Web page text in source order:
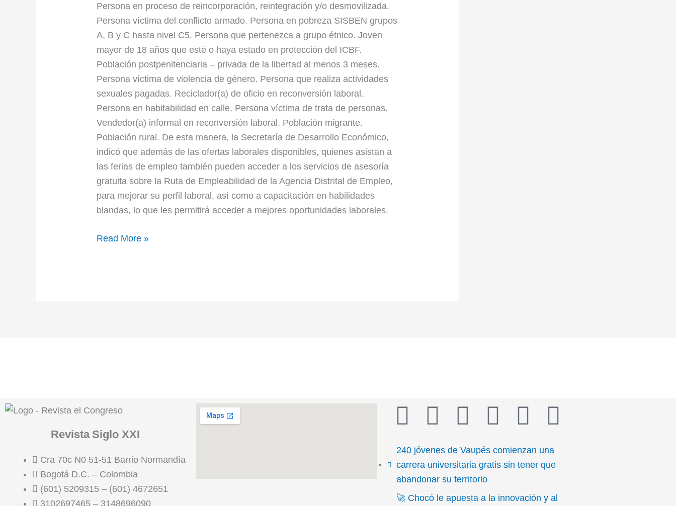
Persona en proceso de reincorporación, reintegración y/o desmovilizada.
Persona víctima del conflicto armado. Persona en pobreza SISBEN grupos
A, B y C hasta nivel C5. Persona que pertenezca a grupo étnico. Joven
mayor de 18 años que esté o haya estado en protección del ICBF.
Población postpenitenciaria – privada de la libertad al menos 3 meses.
Persona víctima de violencia de género. Persona que realiza actividades
sexuales pagadas. Reciclador(a) de oficio en reconversión laboral.
Persona en habitabilidad en calle. Persona víctima de trata de personas.
Vendedor(a) informal en reconversión laboral. Población migrante.
Población rural. De esta manera, la Secretaría de Desarrollo Económico,
indicó que además de las ofertas laborales disponibles, quienes asistan a
las ferias de empleo también pueden acceder a los servicios de asesoría
gratuita sobre la Ruta de Empleabilidad de la Agencia Distrital de Empleo,
para mejorar su perfil laboral, así como a capacitación en habilidades
blandas, lo que les permitirá acceder a mejores oportunidades laborales.
Read More »
Revista Siglo XXI
Cra 70c N0 51-51 Barrio Normandía
Bogotá D.C. – Colombia
(601) 5209315 – (601) 4672651
3102697465 – 3148696090
T
i
k
t
F
a
c
e
T
w
i
t
Y
o
u
t
I
n
s
t
I
c
o
n
240 jóvenes de Vaupés comienzan una
carrera universitaria gratis sin tener que
abandonar su territorio
🚀 Chocó le apuesta a la innovación y al